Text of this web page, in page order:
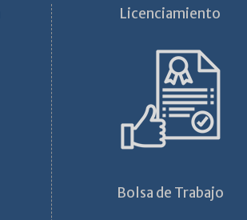
Licenciamiento
Bolsa de Trabajo